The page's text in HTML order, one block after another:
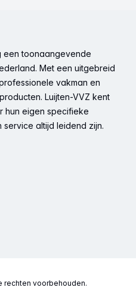
een toonaangevende
Met een uitgebreid
vakman en
Luijten-VVZ kent
hun eigen specifieke
altijd leidend zijn.
rechten voorbehouden.